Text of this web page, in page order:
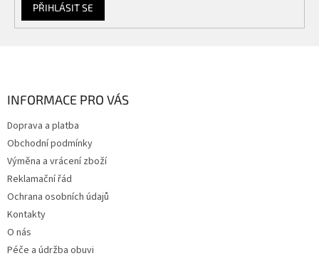
PŘIHLÁSIT SE
INFORMACE PRO VÁS
Doprava a platba
Obchodní podmínky
Výměna a vrácení zboží
Reklamační řád
Ochrana osobních údajů
Kontakty
O nás
Péče a údržba obuvi